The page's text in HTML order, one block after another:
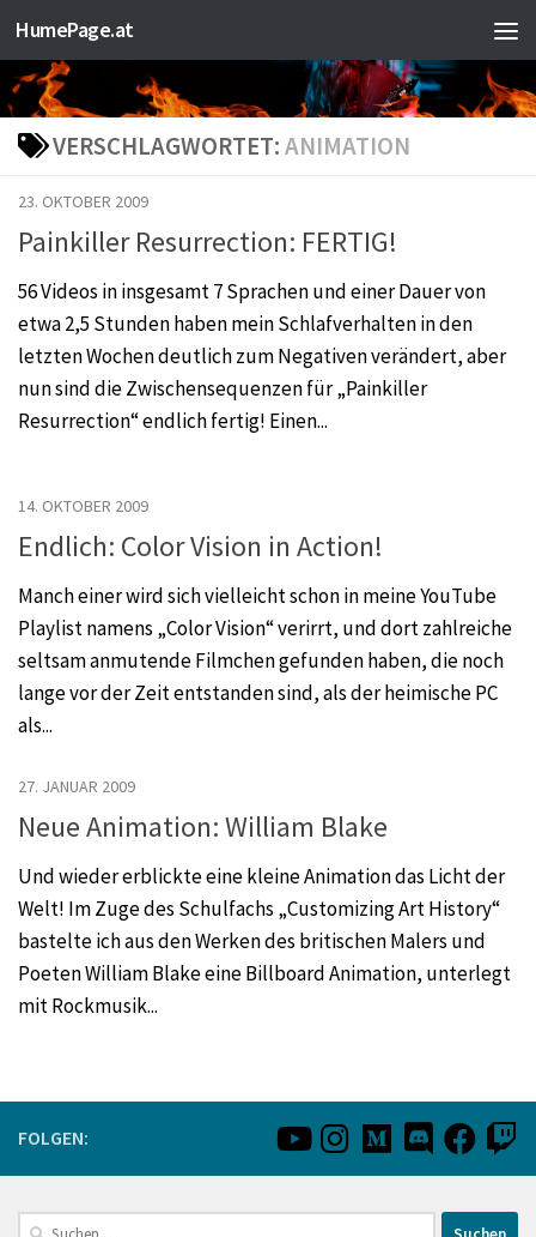
Zum Inhalt springen
HumePage.at
VERSCHLAGWORTET:ANIMATION
23. OKTOBER 2009
Painkiller Resurrection: FERTIG!
56 Videos in insgesamt 7 Sprachen und einer Dauer von
etwa 2,5 Stunden haben mein Schlafverhalten in den
letzten Wochen deutlich zum Negativen verändert, aber
nun sind die Zwischensequenzen für „Painkiller
Resurrection“ endlich fertig! Einen...
14. OKTOBER 2009
Endlich: Color Vision in Action!
Manch einer wird sich vielleicht schon in meine YouTube
Playlist namens „Color Vision“ verirrt, und dort zahlreiche
seltsam anmutende Filmchen gefunden haben, die noch
lange vor der Zeit entstanden sind, als der heimische PC
als...
27. JANUAR 2009
Neue Animation: William Blake
Und wieder erblickte eine kleine Animation das Licht der
Welt! Im Zuge des Schulfachs „Customizing Art History“
bastelte ich aus den Werken des britischen Malers und
Poeten William Blake eine Billboard Animation, unterlegt
mit Rockmusik...
FOLGEN:
Suchen